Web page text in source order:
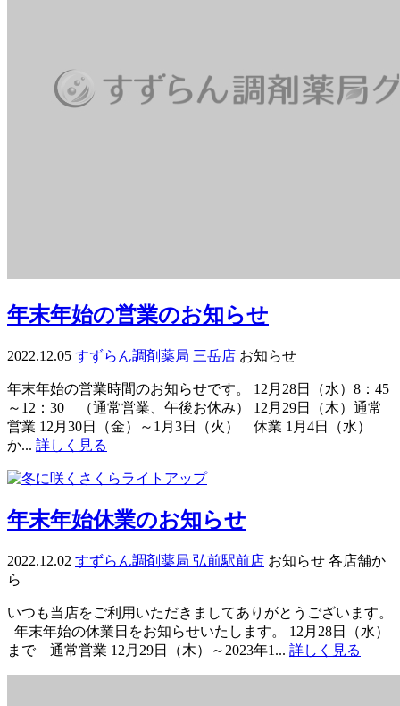
年末年始の営業のお知らせ
2022.12.05 すずらん調剤薬局 三岳店 お知らせ
年末年始の営業時間のお知らせです。 12月28日（水）8：45
～12：30 （通常営業、午後お休み） 12月29日（木）通常
営業 12月30日（金）～1月3日（火） 休業 1月4日（水）
か... 詳しく見る
年末年始休業のお知らせ
2022.12.02 すずらん調剤薬局 弘前駅前店 お知らせ 各店舗か
ら
いつも当店をご利用いただきましてありがとうございます。
年末年始の休業日をお知らせいたします。 12月28日（水）
まで 通常営業 12月29日（木）～2023年1... 詳しく見る